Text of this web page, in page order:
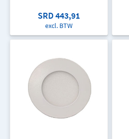
SRD 443,91
excl. BTW